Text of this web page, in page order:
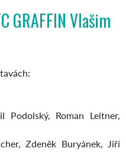
GRAFFIN Vlašim
Podolský, Roman Leitner,
Zdeněk Buryánek, Jiří